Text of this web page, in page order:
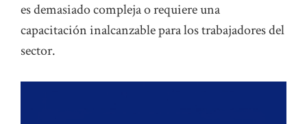
es demasiado compleja o requiere una
capacitación inalcanzable para los trabajadores del
sector.